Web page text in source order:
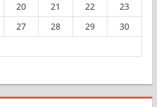
20 21 22
23
27 28 29
30